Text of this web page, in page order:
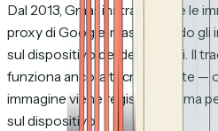
Dal 2013, Gmail instrada tutte le
proxy di Google, mascherando gli
sul dispositivo dei destinatari. Il
funziona ancora tecnicamente —
immagine viene registrato — ma
sul dispositivo.